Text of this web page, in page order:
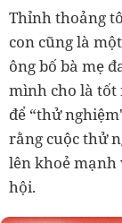
Thỉnh thoảng
con cũng là
ông bố bà mẹ
mình cho là tốt
để “thử
rằng cuộc thử
lên khoẻ
hội.